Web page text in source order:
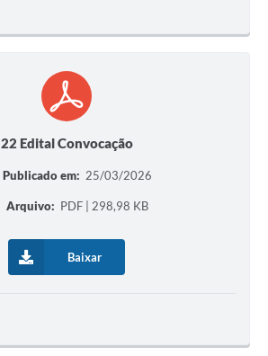
22 Edital Convocação
Publicado em: 25/03/2026
Arquivo: PDF | 298,98 KB
Baixar